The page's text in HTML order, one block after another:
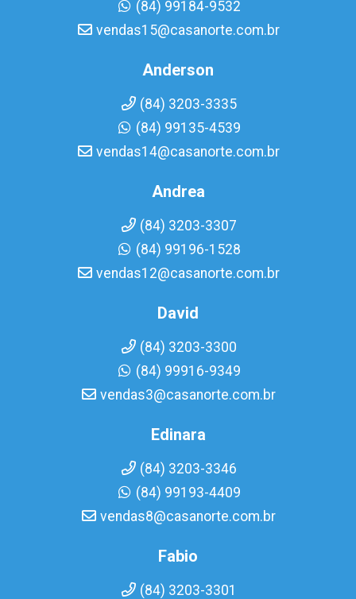
(84) 99184-9532
vendas15@casanorte.com.br
Anderson
(84) 3203-3335
(84) 99135-4539
vendas14@casanorte.com.br
Andrea
(84) 3203-3307
(84) 99196-1528
vendas12@casanorte.com.br
David
(84) 3203-3300
(84) 99916-9349
vendas3@casanorte.com.br
Edinara
(84) 3203-3346
(84) 99193-4409
vendas8@casanorte.com.br
Fabio
(84) 3203-3301